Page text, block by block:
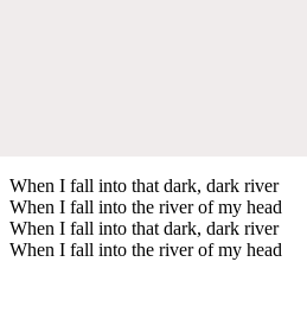
When I fall into that dark, dark river
When I fall into the river of my head
When I fall into that dark, dark river
When I fall into the river of my head